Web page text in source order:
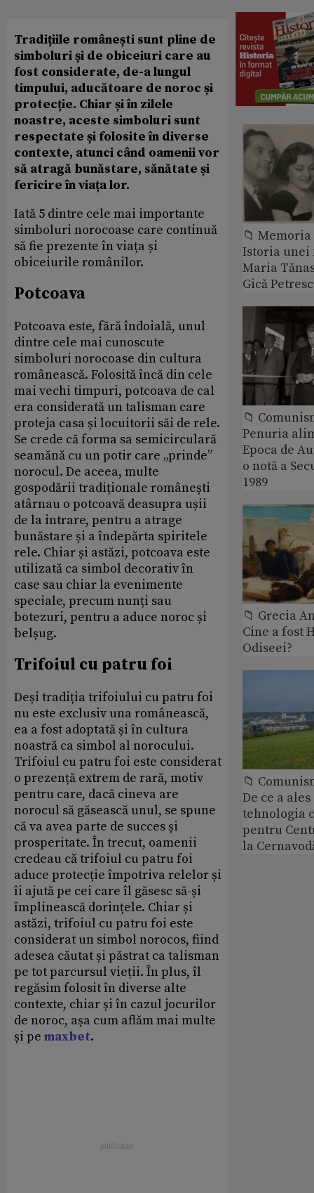
Tradițiile românești sunt pline de
simboluri și de obiceiuri care au
fost considerate, de-a lungul
timpului, aducătoare de noroc și
protecție. Chiar și în zilele
noastre, aceste simboluri sunt
respectate și folosite în diverse
contexte, atunci când oamenii vor
să atragă bunăstare, sănătate și
fericire în viața lor.
Iată 5 dintre cele mai importante
simboluri norocoase care continuă
să fie prezente în viața și
obiceiurile românilor.
Potcoava
Potcoava este, fără îndoială, unul
dintre cele mai cunoscute
simboluri norocoase din cultura
românească. Folosită încă din cele
mai vechi timpuri, potcoava de cal
era considerată un talisman care
proteja casa și locuitorii săi de rele.
Se crede că forma sa semicirculară
seamănă cu un potir care „prinde”
norocul. De aceea, multe
gospodării tradiționale românești
atârnau o potcoavă deasupra ușii
de la intrare, pentru a atrage
bunăstare și a îndepărta spiritele
rele. Chiar și astăzi, potcoava este
utilizată ca simbol decorativ în
case sau chiar la evenimente
speciale, precum nunți sau
botezuri, pentru a aduce noroc și
belșug.
Trifoiul cu patru foi
Deși tradiția trifoiului cu patru foi
nu este exclusiv una românească,
ea a fost adoptată și în cultura
noastră ca simbol al norocului.
Trifoiul cu patru foi este considerat
o prezență extrem de rară, motiv
pentru care, dacă cineva are
norocul să găsească unul, se spune
că va avea parte de succes și
prosperitate. În trecut, oamenii
credeau că trifoiul cu patru foi
aduce protecție împotriva relelor și
îi ajută pe cei care îl găsesc să-și
împlinească dorințele. Chiar și
astăzi, trifoiul cu patru foi este
considerat un simbol norocos, fiind
adesea căutat și păstrat ca talisman
pe tot parcursul vieții. În plus, îl
regăsim folosit în diverse alte
contexte, chiar și în cazul jocurilor
de noroc, așa cum aflăm mai multe
și pe maxbet.
📁
Istoria
Maria
Gică
📁
Penuria
Epoca de
o notă a
1989
📁 Grecia
Cine a fost
Odiseei?
📁
De ce a
tehnologia
pentru
la